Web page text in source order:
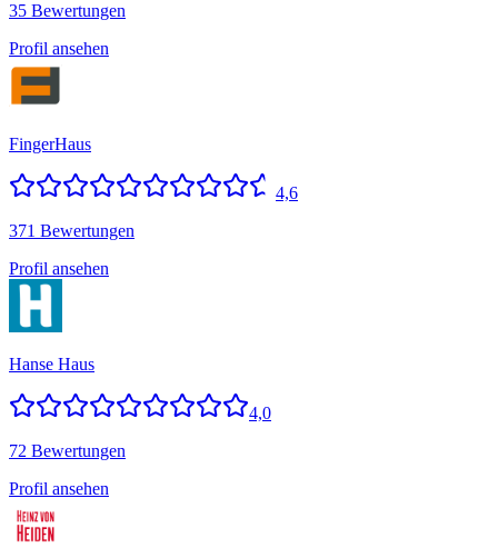
35 Bewertungen
Profil ansehen
FingerHaus
4,6
371 Bewertungen
Profil ansehen
Hanse Haus
4,0
72 Bewertungen
Profil ansehen